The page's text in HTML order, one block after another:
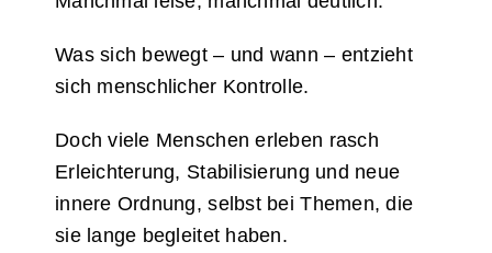
Was sich bewegt – und wann – entzieht
sich menschlicher Kontrolle.
Doch viele Menschen erleben rasch
Erleichterung, Stabilisierung und neue
innere Ordnung, selbst bei Themen, die
sie lange begleitet haben.